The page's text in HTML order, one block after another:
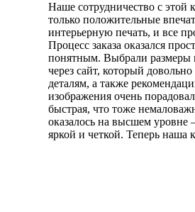
Наше сотрудничество с этой
только положительные
интерьерную печать, и все
Процесс заказа оказался
понятным. Выбрали размеры
через сайт, который
деталям, а также
изображения очень
быстрая, что тоже
оказалось на высшем
яркой и четкой. Теперь наша